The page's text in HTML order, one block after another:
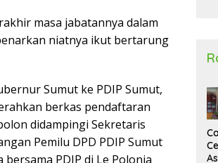
masa jabatannya dalam
niatnya ikut bertarung
Sumut ke PDIP Sumut,
berkas pendaftaran
didampingi Sekretaris
Pemilu DPD PDIP Sumut
PDIP di Le Polonia